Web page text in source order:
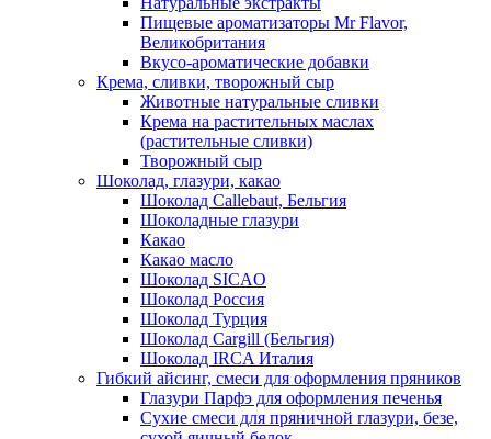
Пищевые ароматизаторы Mr Flavor,
Великобритания
Вкусо-ароматические добавки
Крема, сливки, творожный сыр
Животные натуральные сливки
Крема на растительных маслах
(растительные сливки)
Творожный сыр
Шоколад, глазури, какао
Шоколад Callebaut, Бельгия
Шоколадные глазури
Какао
Какао масло
Шоколад SICAO
Шоколад Россия
Шоколад Турция
Шоколад Cargill (Бельгия)
Шоколад IRCA Италия
Гибкий айсинг, смеси для оформления пряников
Глазури Парфэ для оформления печенья
Сухие смеси для пряничной глазури, безе,